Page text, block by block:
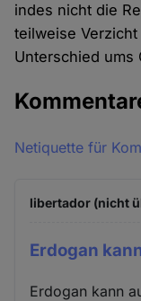
indes nicht die
teilweise
Unterschied ums
Netiquette für
libertador (nicht
Erdogan
Erdogan kann